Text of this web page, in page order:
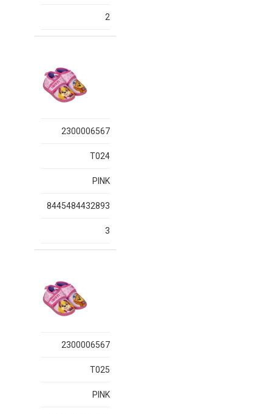
2
2300006567
T024
PINK
8445484432893
3
2300006567
T025
PINK